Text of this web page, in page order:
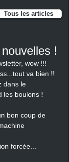
Tous les articles
!
wow !!!
va bien !!
dans le
les boulons !
bon coup de
forcée...